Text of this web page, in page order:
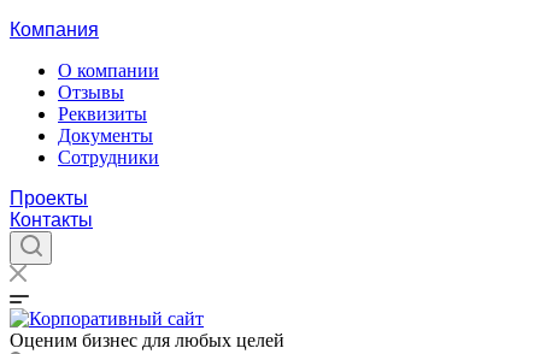
Компания
О компании
Отзывы
Реквизиты
Документы
Сотрудники
Проекты
Контакты
Оценим бизнес для любых целей